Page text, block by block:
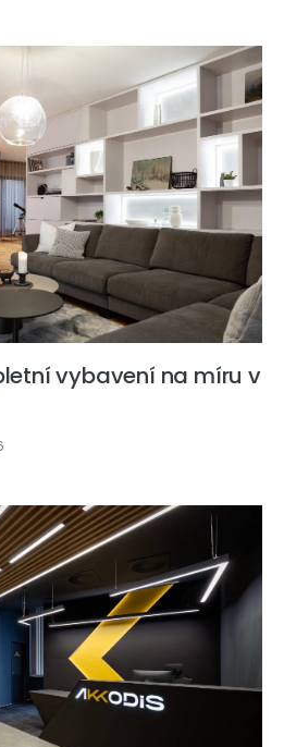
vybavení na míru v